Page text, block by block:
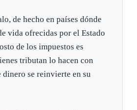
de hecho en países dónde
vida ofrecidas por el Estado
de los impuestos es
tributan lo hacen con
dinero se reinvierte en su